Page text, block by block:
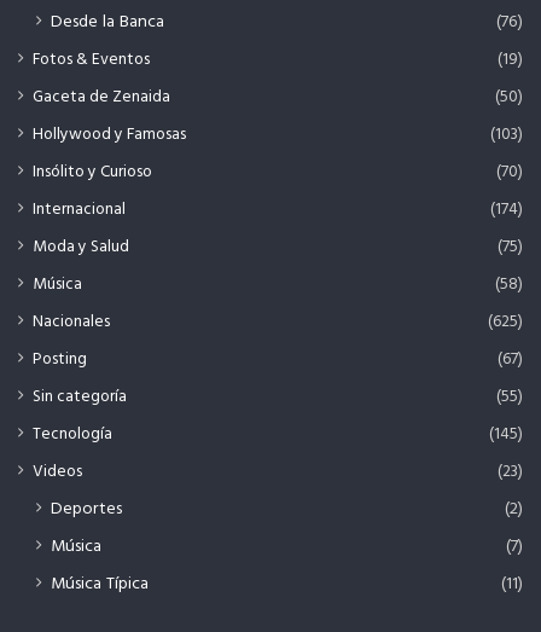
Desde la Banca (76)
Fotos & Eventos
(19)
Gaceta de Zenaida
(50)
Hollywood y Famosas
(103)
Insólito y Curioso
(70)
Internacional
(174)
Moda y Salud
(75)
Música
(58)
Nacionales
(625)
Posting
(67)
Sin categoría
(55)
Tecnología
(145)
Videos
(23)
Deportes
(2)
Música
(7)
Música Típica
(11)